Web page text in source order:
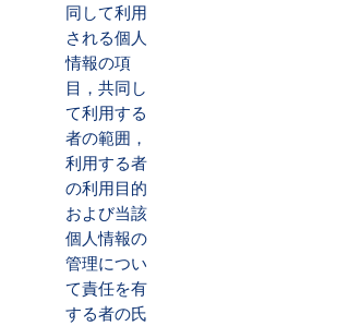
同して利用
される個人
情報の項
目，共同し
て利用する
者の範囲，
利用する者
の利用目的
および当該
個人情報の
管理につい
て責任を有
する者の氏